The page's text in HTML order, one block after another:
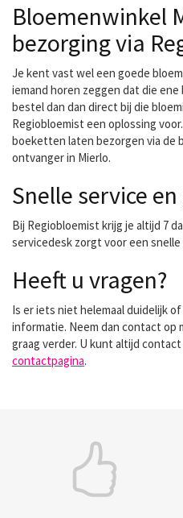
Bloemenwinkel
bezorging via
Je kent vast wel een goede
iemand horen zeggen dat die
bestel dan dan direct bij die
Regiobloemist een oplossing
boeketten laten bezorgen via de
ontvanger in Mierlo.
Snelle service
Bij Regiobloemist krijg je altijd 7
servicedesk zorgt voor een
Heeft u vragen?
Is er iets niet helemaal duidelijk
informatie. Neem dan contact op
graag verder. U kunt altijd
contactpagina.